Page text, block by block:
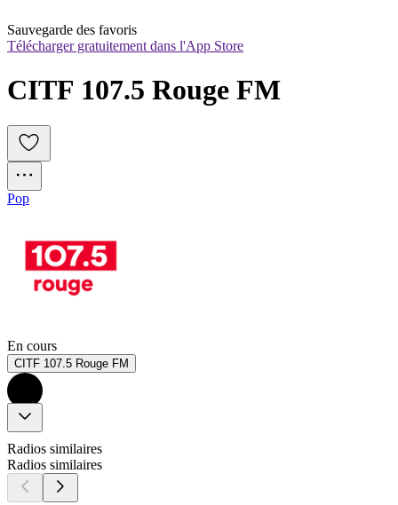
Sauvegarde des favoris
Télécharger gratuitement dans l'App Store
CITF 107.5 Rouge FM
Pop
En cours
CITF 107.5 Rouge FM
Radios similaires
Radios similaires